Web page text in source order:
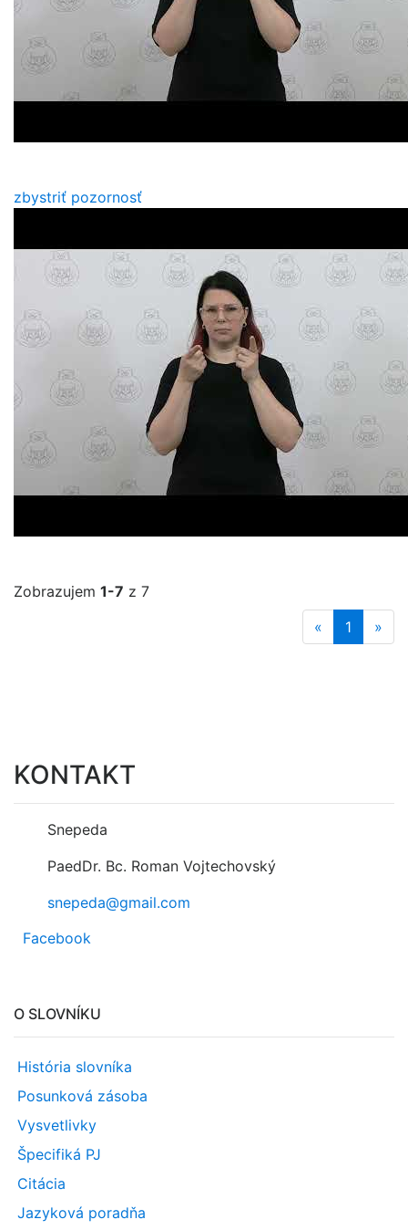
zbystriť pozornosť
Zobrazujem 1-7 z 7
«
1 »
KONTAKT
Snepeda
PaedDr. Bc. Roman Vojtechovský
snepeda@gmail.com
Facebook
O SLOVNÍKU
História slovníka
Posunková zásoba
Vysvetlivky
Špecifiká PJ
Citácia
Jazyková poradňa